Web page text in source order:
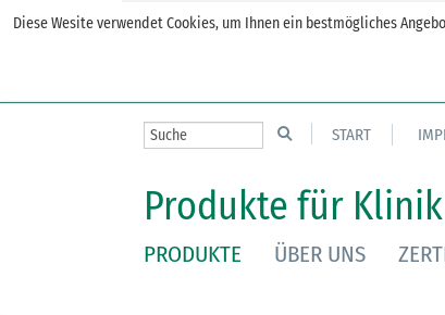
Diese Wesite verwendet Cookies, um Ihnen ein bestmögliches
START
Produkte für
PRODUKTE ÜBER UNS